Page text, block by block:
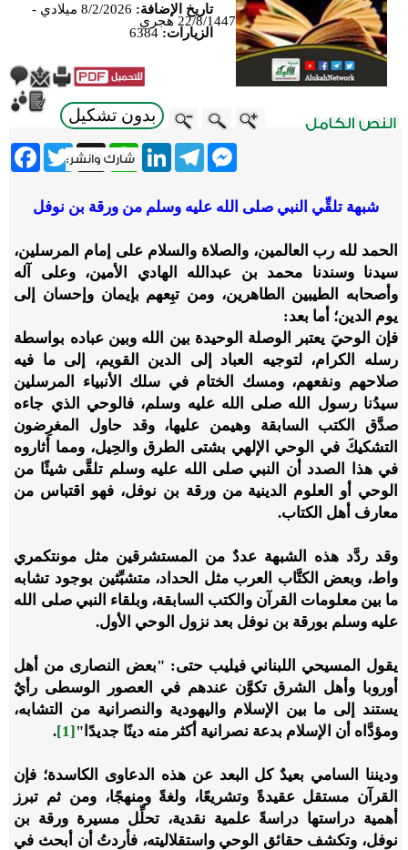
تاريخ الإضافة:
8/2/2026 ميلادي -
22/8/1447 هجري
الزيارات: 6384
بدون تشكيل
Twitter X
WhatsApp
LinkedInTelegram
Messenger
شبهة تلقِّي النبي صلى الله عليه وسلم من ورقة بن نوفل
الحمد لله رب العالمين، والصلاة والسلام على إمام المرسلين،
سيدنا وسندنا محمد بن عبدالله الهادي الأمين، وعلى آله
وأصحابه الطيبين الطاهرين، ومن تبِعهم بإيمان وإحسان إلى
يوم الدين؛ أما بعد:
فإن الوحيَ يعتبر الوصلة الوحيدة بين الله وبين عباده بواسطة
رسله الكرام، لتوجيه العباد إلى الدين القويم، إلى ما فيه
صلاحهم ونفعهم، ومسك الختام في سلك الأنبياء المرسلين
سيدُنا رسول الله صلى الله عليه وسلم، فالوحي الذي جاءه
صدَّق الكتب السابقة وهيمن عليها، وقد حاول المغرِضون
التشكيكَ في الوحي الإلهي بشتى الطرق والحِيل، ومما أثاروه
في هذا الصدد أن النبي صلى الله عليه وسلم تلقَّى شيئًا من
الوحي أو العلوم الدينية من ورقة بن نوفل، فهو اقتباس من
معارف أهل الكتاب.
وقد ردَّد هذه الشبهة عددٌ من المستشرقين مثل مونتكمري
واط، وبعض الكتَّاب العرب مثل الحداد، متشبِّثين بوجود تشابه
ما بين معلومات القرآن والكتب السابقة، وبلقاء النبي صلى الله
عليه وسلم بورقة بن نوفل بعد نزول الوحي الأول.
يقول المسيحي اللبناني فيليب حتى: "بعض النصارى من أهل
أوروبا وأهل الشرق تكوَّن عندهم في العصور الوسطى رأيٌ
يستند إلى ما بين الإسلام واليهودية والنصرانية من التشابه،
ومؤدَّاه أن الإسلام بدعة نصرانية أكثر منه دينًا جديدًا"[1]
.
وديننا السامي بعيدٌ كل البعد عن هذه الدعاوى الكاسدة؛ فإن
القرآن مستقل عقيدةً وتشريعًا، ولغةً ومنهجًا، ومن ثم تبرز
أهمية دراستها دراسةً علمية نقدية، تحلِّل مسيرة ورقة بن
نوفل، وتكشف حقائق الوحي واستقلاليته، فأردتُ أن أبحث في